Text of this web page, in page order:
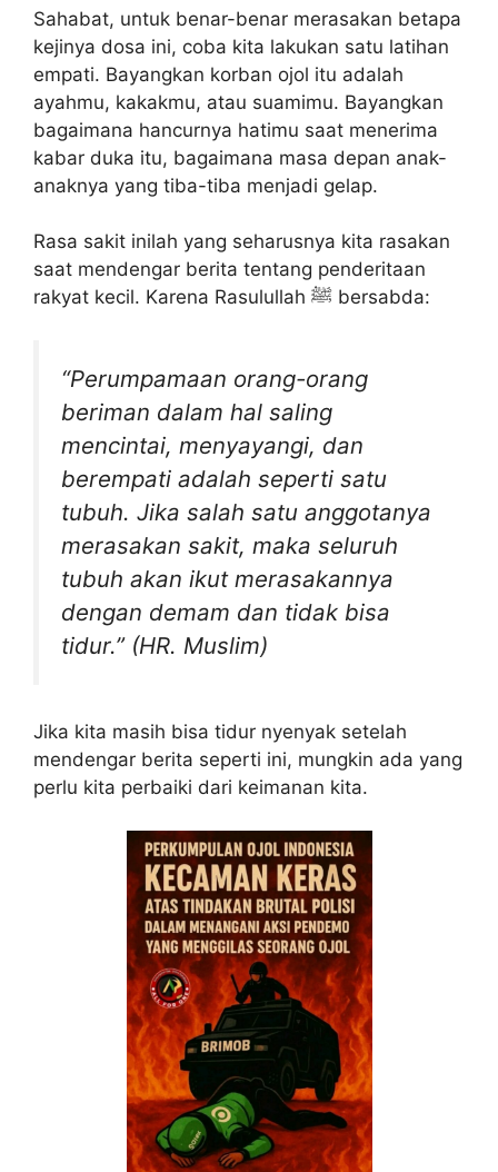
Sahabat, untuk benar-benar merasakan betapa
kejinya dosa ini, coba kita lakukan satu latihan
empati. Bayangkan korban ojol itu adalah
ayahmu, kakakmu, atau suamimu. Bayangkan
bagaimana hancurnya hatimu saat menerima
kabar duka itu, bagaimana masa depan anak-
anaknya yang tiba-tiba menjadi gelap.
Rasa sakit inilah yang seharusnya kita rasakan
saat mendengar berita tentang penderitaan
rakyat kecil. Karena Rasulullah ﷺ bersabda:
“Perumpamaan orang-orang
beriman dalam hal saling
mencintai, menyayangi, dan
berempati adalah seperti satu
tubuh. Jika salah satu anggotanya
merasakan sakit, maka seluruh
tubuh akan ikut merasakannya
dengan demam dan tidak bisa
tidur.” (HR. Muslim)
Jika kita masih bisa tidur nyenyak setelah
mendengar berita seperti ini, mungkin ada yang
perlu kita perbaiki dari keimanan kita.